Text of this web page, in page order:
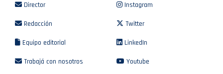
Director
Redacción
Equipo editorial
Trabajá con nosotros
Instagram
Twitter
LinkedIn
Youtube